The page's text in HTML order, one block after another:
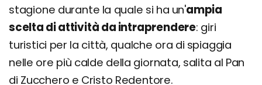
stagione durante la quale si ha un'ampia
scelta di attività da intraprendere: giri
turistici per la città, qualche ora di spiaggia
nelle ore più calde della giornata, salita al Pan
di Zucchero e Cristo Redentore.